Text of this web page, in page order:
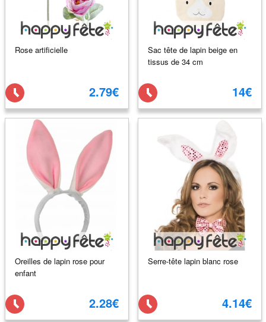
Rose artificielle
2.79€
Sac tête de lapin beige en
tissus de 34 cm
14€
Oreilles de lapin rose pour
enfant
2.28€
Serre-tête lapin blanc rose
4.14€